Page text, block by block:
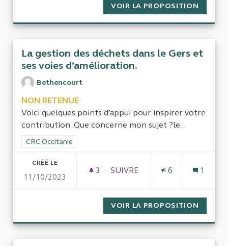
VOIR LA PROPOSITION
La gestion des déchets dans le Gers et
ses voies d’amélioration.
Bethencourt
NON RETENUE
Voici quelques points d’appui pour inspirer votre
contribution :Que concerne mon sujet ?le...
Filtrer les résultats de la catégorie : CRC Occitanie
CRC Occitanie
CRÉÉ LE
11/10/2023
3 3 ABONNÉS
SUIVRE
6 1
VOIR LA PROPOSITION